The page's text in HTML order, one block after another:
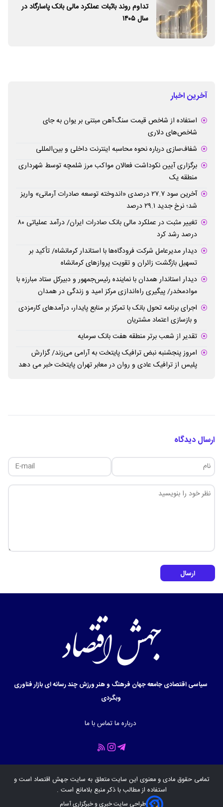
تداوم روند باثبات عملکرد مالی بانک پاسارگاد در
سال ۱۴۰۵
آخرین اخبار
استفاده از شاخص قیمت سنگ‌آهن مبتنی بر یوان به جای
شاخص‌های دلاری
شفاف‌سازی درباره نحوه محاسبه اینترنت داخلی و بین‌المللی
برگزاری آیین نکوداشت فعالان مواکب مرز شلمچه توسط شهرداری
منطقه یک
آخرین سود ۲۷.۷ درصدی «اندوخته توسعه صادرات آرمانی» واریز
شد؛ نرخ جدید ۲۹.۱ درصد
تغییر مثبت در عملکرد مالی بانک صادرات ایران/ درآمد عملیاتی ۸۰
درصد رشد کرد
دیدار مدیرعامل شرکت فرودگاه‌ها با استاندار کرمانشاه/ تأکید بر
تسهیل بازگشت زائران و تقویت پروازهای کرمانشاه
دیدار استاندار همدان با نماینده رئیس‌جمهور و دبیرکل ستاد مبارزه با
موادمخدر/ پیگیری راه‌اندازی مرکز امید و زندگی در همدان
اجرای برنامه تحول بانک با تمرکز بر منابع پایدار، درآمدهای کارمزدی
و بازسازی اعتماد مشتریان
تقدیر از شعب برتر منطقه هفت بانک سرمایه
امروز پنجشنبه نبض ترافیک پایتخت به آرامی می‌زند/ گزارش
پلیس از ترافیک عادی و روان در معابر تهران پایتخت خبر می دهد
ارسال دیدگاه
ارسال
سیاسیاقتصادیجامعهجهان فرهنگ و هنرورزشچند رسانه ایبازارفناوری
وبگردی
درباره ماتماس با ما
تمامی حقوق مادی و معنوی این سایت متعلق به سایتجهش اقتصاد است و
استفاده از مطالب با ذکر منبع بلامانع است .
طراحی سایت خبری و خبرگزاری آسام